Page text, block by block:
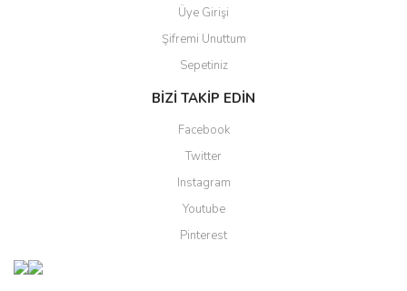
Üye Girişi
Şifremi Unuttum
Sepetiniz
BİZİ TAKİP EDİN
Facebook
Twitter
Instagram
Youtube
Pinterest